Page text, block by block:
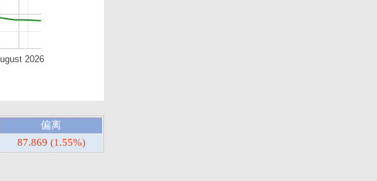
2026
偏离
87.869 (1.55%)